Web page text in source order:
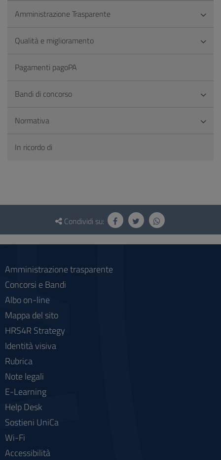
Amministrazione Trasparente
Qualità e miglioramento
Pagamenti pagoPA
Bandi di concorso
Normativa
In ricordo di
Questionario
social
Condividi su:
Amministrazione trasparente
Concorsi e Bandi
Albo on-line
Mappa del sito
HRS4R Strategy
Identità visiva
Rubrica
Note legali
E-Learning
Help Desk
Sostieni UniCa
Wi-Fi
Accessibilità